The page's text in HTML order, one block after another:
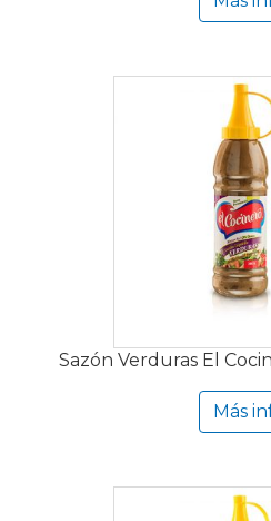
Sazón Verduras El
Más